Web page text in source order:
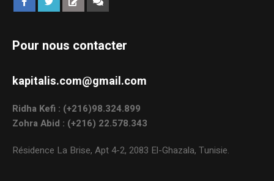
Pour nous contacter
kapitalis.com@gmail.com
Ridha Kefi : (+216)98.324.899
Zohra Abid : (+216) 22.578.343
Résidence La Brise, Apt 4-2, 2083 El-Ghazala, Tunisie.